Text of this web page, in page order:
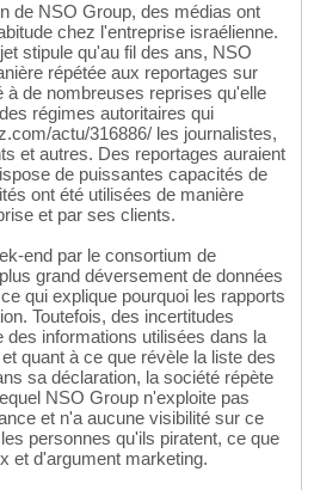
de NSO Group, des médias ont
chez l'entreprise israélienne.
stipule qu'au fil des ans, NSO
répétée aux reportages sur
à de nombreuses reprises qu'elle
régimes autoritaires qui
actu/316886/ les journalistes,
et autres. Des reportages auraient
de puissantes capacités de
ont été utilisées de manière
et par ses clients.
end par le consortium de
grand déversement de données
qui explique pourquoi les rapports
Toutefois, des incertitudes
des informations utilisées dans la
quant à ce que révèle la liste des
sa déclaration, la société répète
NSO Group n'exploite pas
et n'a aucune visibilité sur ce
personnes qu'ils piratent, ce que
et d'argument marketing.